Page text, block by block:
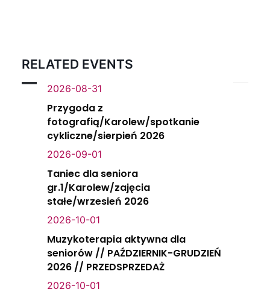
RELATED EVENTS
2026-08-31
Przygoda z
fotografią/Karolew/spotkanie
cykliczne/sierpień 2026
2026-09-01
Taniec dla seniora
gr.1/Karolew/zajęcia
stałe/wrzesień 2026
2026-10-01
Muzykoterapia aktywna dla
seniorów // PAŹDZIERNIK-GRUDZIEŃ
2026 // PRZEDSPRZEDAŻ
2026-10-01